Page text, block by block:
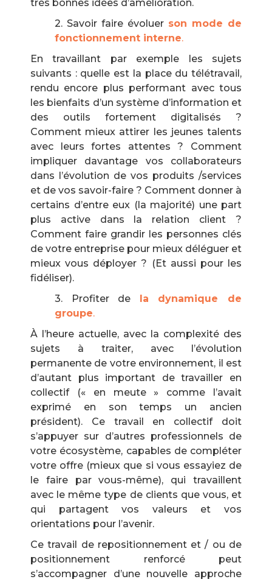
très bonnes idées d’amélioration.
2. Savoir faire évoluer son mode de
fonctionnement interne.
En travaillant par exemple les sujets
suivants : quelle est la place du télétravail,
rendu encore plus performant avec tous
les bienfaits d’un système d’information et
des outils fortement digitalisés ?
Comment mieux attirer les jeunes talents
avec leurs fortes attentes ? Comment
impliquer davantage vos collaborateurs
dans l’évolution de vos produits /services
et de vos savoir-faire ? Comment donner à
certains d’entre eux (la majorité) une part
plus active dans la relation client ?
Comment faire grandir les personnes clés
de votre entreprise pour mieux déléguer et
mieux vous déployer ? (Et aussi pour les
fidéliser).
3. Profiter de
la dynamique de
groupe.
À l’heure actuelle, avec la complexité des
sujets à traiter, avec l’évolution
permanente de votre environnement, il est
d’autant plus important de travailler en
collectif (« en meute » comme l’avait
exprimé en son temps un ancien
président). Ce travail en collectif doit
s’appuyer sur d’autres professionnels de
votre écosystème, capables de compléter
votre offre (mieux que si vous essayiez de
le faire par vous-même), qui travaillent
avec le même type de clients que vous, et
qui partagent vos valeurs et vos
orientations pour l’avenir.
Ce travail de repositionnement et / ou de
positionnement renforcé peut
s’accompagner d’une nouvelle approche